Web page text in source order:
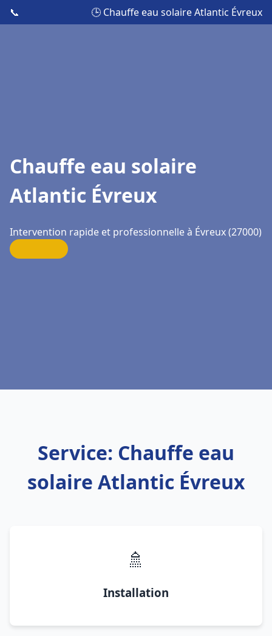
📞 🕒 Chauffe eau solaire Atlantic Évreux
Chauffe eau solaire
Atlantic Évreux
Intervention rapide et professionnelle à Évreux (27000)
Service: Chauffe eau
solaire Atlantic Évreux
🚿
Installation